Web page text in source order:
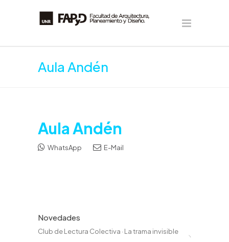
Aula Andén
Aula Andén
WhatsApp E-Mail
Novedades
Club de Lectura Colectiva · La trama invisible